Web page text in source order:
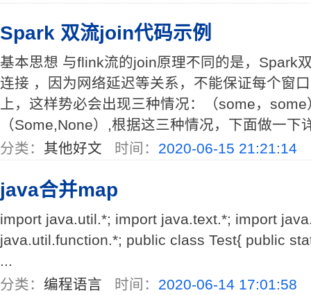
Spark 双流join代码示例
基本思想 与flink流的join原理不同的是，Spark
连接 ，因为网络延迟等关系，不能保证每个窗
上，这样势必会出现三种情况：（some，
（Some,None）,根据这三种情况，下面做一下
分类： 其他好文 时间： 2020-06-15 21:21:14
java合并map
import java.util.*; import java.text.*; import
java.util.function.*; public class Test{ public
...
分类： 编程语言 时间： 2020-06-14 17:01:58